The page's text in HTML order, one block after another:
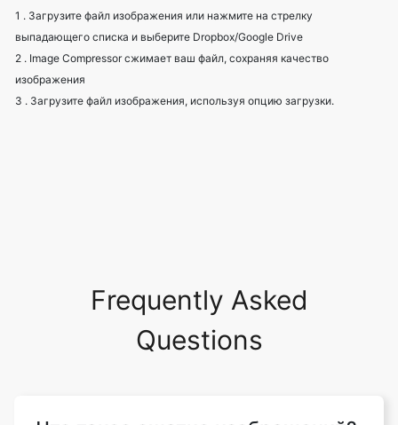
3 . Загрузите файл изображения, используя опцию загрузки.
Что такое сжатие изображений?